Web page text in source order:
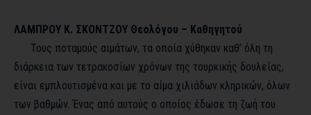
ΛΑΜΠΡΟΥ Κ. ΣΚΟΝΤΖΟΥ Θεολόγου – Καθηγητού
Τους ποταμούς αιμάτων, τα οποία χύθηκαν καθ’ όλη τη
διάρκεια των τετρακοσίων χρόνων της τουρκικής δουλείας,
είναι εμπλουτισμένα και με το αίμα χιλιάδων κληρικών, όλων
των βαθμών. Ένας από αυτούς ο οποίος έδωσε τη ζωή του